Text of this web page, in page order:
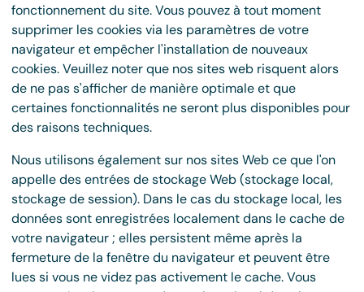
fonctionnement du site. Vous pouvez à tout moment
supprimer les cookies via les paramètres de votre
navigateur et empêcher l'installation de nouveaux
cookies. Veuillez noter que nos sites web risquent alors
de ne pas s'afficher de manière optimale et que
certaines fonctionnalités ne seront plus disponibles pour
des raisons techniques.
Nous utilisons également sur nos sites Web ce que l'on
appelle des entrées de stockage Web (stockage local,
stockage de session). Dans le cas du stockage local, les
données sont enregistrées localement dans le cache de
votre navigateur ; elles persistent même après la
fermeture de la fenêtre du navigateur et peuvent être
lues si vous ne videz pas activement le cache. Vous